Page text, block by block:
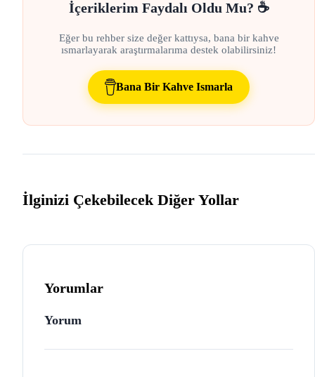
İçeriklerim Faydalı Oldu Mu? ☕
Eğer bu rehber size değer kattıysa, bana bir kahve
ısmarlayarak araştırmalarıma destek olabilirsiniz!
Bana Bir Kahve Ismarla
İlginizi Çekebilecek Diğer Yollar
Yorumlar
Yorum